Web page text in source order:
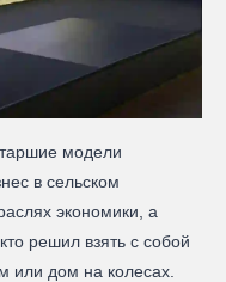
модели
в сельском
экономики, а
решил взять с собой
или дом на колесах.